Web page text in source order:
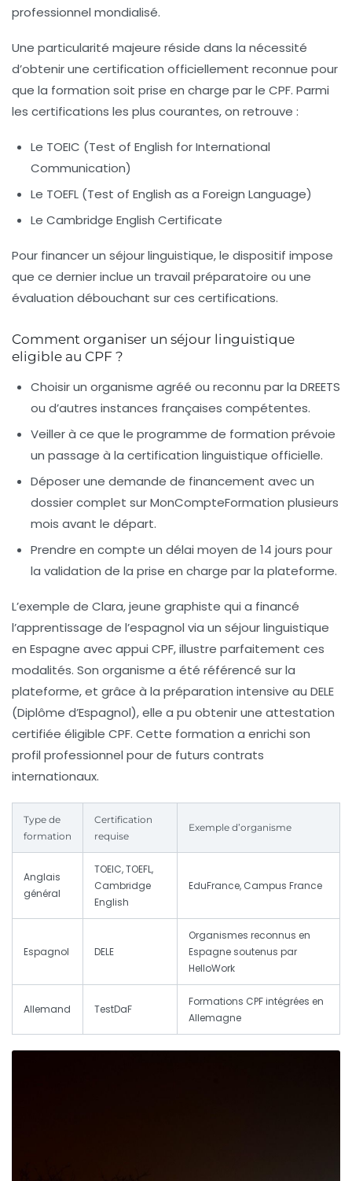
professionnel mondialisé.
Une particularité majeure réside dans la nécessité
d’obtenir une certification officiellement reconnue pour
que la formation soit prise en charge par le CPF. Parmi
les certifications les plus courantes, on retrouve :
Le TOEIC (Test of English for International
Communication)
Le TOEFL (Test of English as a Foreign Language)
Le Cambridge English Certificate
Pour financer un séjour linguistique, le dispositif impose
que ce dernier inclue un travail préparatoire ou une
évaluation débouchant sur ces certifications.
Comment organiser un séjour linguistique
eligible au CPF ?
Choisir un organisme agréé ou reconnu par la DREETS
ou d’autres instances françaises compétentes.
Veiller à ce que le programme de formation prévoie
un passage à la certification linguistique officielle.
Déposer une demande de financement avec un
dossier complet surMonCompteFormation plusieurs
mois avant le départ.
Prendre en compte un délai moyen de 14 jours pour
la validation de la prise en charge par la plateforme.
L’exemple de Clara, jeune graphiste qui a financé
l’apprentissage de l’espagnol via un séjour linguistique
en Espagne avec appui CPF, illustre parfaitement ces
modalités. Son organisme a été référencé sur la
plateforme, et grâce à la préparation intensive au DELE
(Diplôme d’Espagnol), elle a pu obtenir une attestation
certifiée éligible CPF. Cette formation a enrichi son
profil professionnel pour de futurs contrats
internationaux.
Type de
formation
Certification
requise
Exemple d’organisme
Anglais
général
TOEIC, TOEFL,
Cambridge
English
EduFrance, Campus France
Espagnol DELE
Organismes reconnus en
Espagne soutenus par
HelloWork
Allemand TestDaF
Formations CPF intégrées en
Allemagne